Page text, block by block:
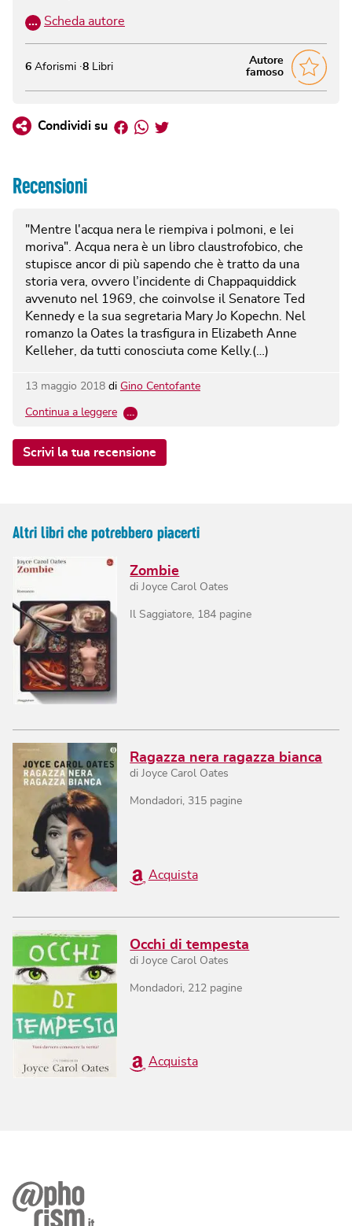
… Scheda autore
Autore
famoso
6 Aforismi 8 Libri
Condividi su Facebook
Whatsapp
Twitter
Recensioni
"Mentre l'acqua nera le riempiva i polmoni, e lei
moriva". Acqua nera è un libro claustrofobico, che
stupisce ancor di più sapendo che è tratto da una
storia vera, ovvero l’incidente di Chappaquiddick
avvenuto nel 1969, che coinvolse il Senatore Ted
Kennedy e la sua segretaria Mary Jo Kopechn. Nel
romanzo la Oates la trasfigura in Elizabeth Anne
Kelleher, da tutti conosciuta come Kelly.(…)
13 maggio 2018 di Gino Centofante
Continua a leggere …
Scrivi la tua recensione
Altri libri che potrebbero piacerti
Zombie
diJoyce Carol Oates
Il Saggiatore, 184 pagine
Ragazza nera ragazza bianca
diJoyce Carol Oates
Mondadori, 315 pagine
Acquista
Occhi di tempesta
di Joyce Carol Oates
Mondadori 212 pagine
Acquista